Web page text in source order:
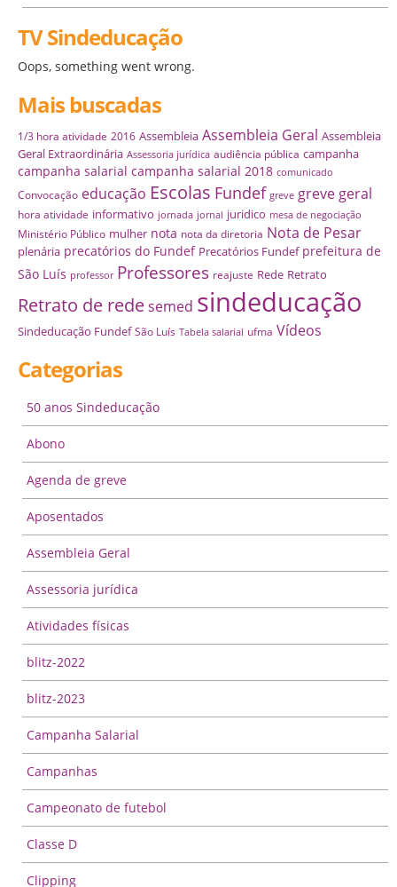
TV Sindeducação
Oops, something went wrong.
Mais buscadas
1/3 hora atividade 2016 Assembleia Assembleia Geral Assembleia
Geral Extraordinária Assessoria jurídica audiência pública campanha
campanha salarial campanha salarial 2018 comunicado
Convocação educação Escolas Fundef greve greve geral
hora atividade informativo jornada jornal juridico mesa de negociação
Ministério Público mulher nota nota da diretoria Nota de Pesar
plenária precatórios do Fundef Precatórios Fundef prefeitura de
São Luís professor Professores reajuste Rede Retrato
Retrato de redesemed sindeducação
Sindeducação Fundef São Luís Tabela salarial ufma Vídeos
Categorias
50 anos Sindeducação
Abono
Agenda de greve
Aposentados
Assembleia Geral
Assessoria jurídica
Atividades físicas
blitz-2022
blitz-2023
Campanha Salarial
Campanhas
Campeonato de futebol
Classe D
Clipping